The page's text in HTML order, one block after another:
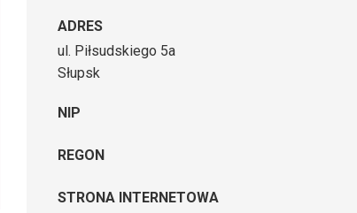
ADRES
ul. Piłsudskiego 5a
Słupsk
NIP
REGON
STRONA INTERNETOWA